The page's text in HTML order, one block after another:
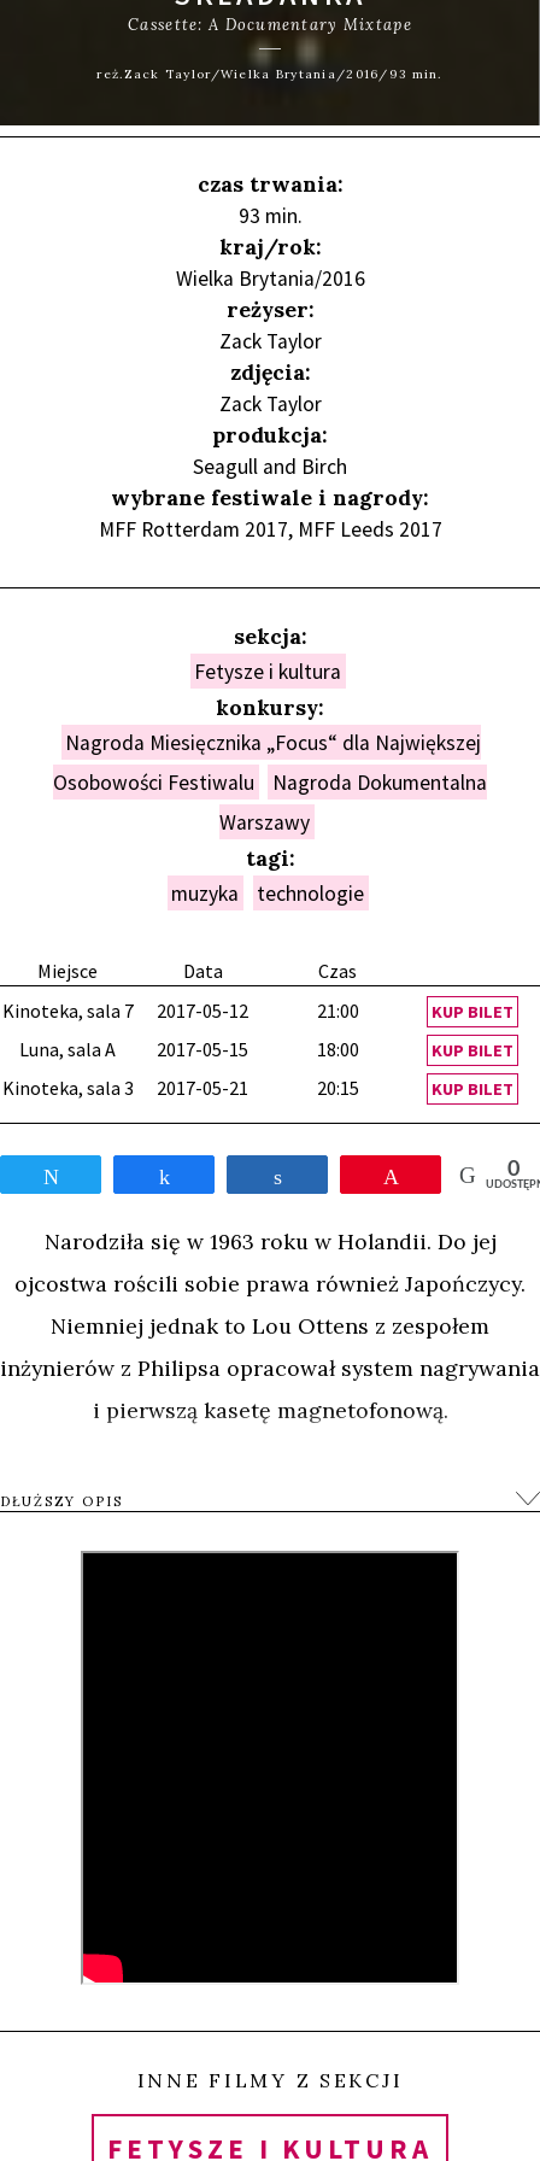
Cassette: A Documentary Mixtape
reż.Zack Taylor/Wielka Brytania/2016/93 min.
Miejsce Data
Czas
Kinoteka, sala 7
2017-05-12 21:00 KUP BILET
Luna, sala A 2017-05-15 18:00 KUP BILET
Kinoteka, sala 3 2017-05-21 20:15 KUP BILET
Przypnij 0
Narodziła się w 1963 roku w Holandii. Do jej
ojcostwa rościli sobie prawa również Japończycy.
Niemniej jednak to Lou Ottens z zespołem
inżynierów z Philipsa opracował system nagrywania
i pierwszą kasetę magnetofonową.
rocka m.in. Henry’ego Collinsa (Black Flag) i
Thurstona Moore’a (Sonic Youth) oraz
DŁUŻSZY OPIS
czas trwania:
93 min.
kraj/rok:
Wielka Brytania/2016
reżyser:
Zack Taylor
zdjęcia:
Zack Taylor
produkcja:
Seagull and Birch
wybrane festiwale i nagrody:
MFF Rotterdam 2017, MFF Leeds 2017
sekcja:
Fetysze i kultura
konkursy:
Nagroda Miesięcznika „Focus“ dla Największej
Osobowości Festiwalu
Nagroda Dokumentalna
Warszawy
tagi:
muzyka technologie
INNE FILMY Z SEKCJI
FETYSZE I KULTURA